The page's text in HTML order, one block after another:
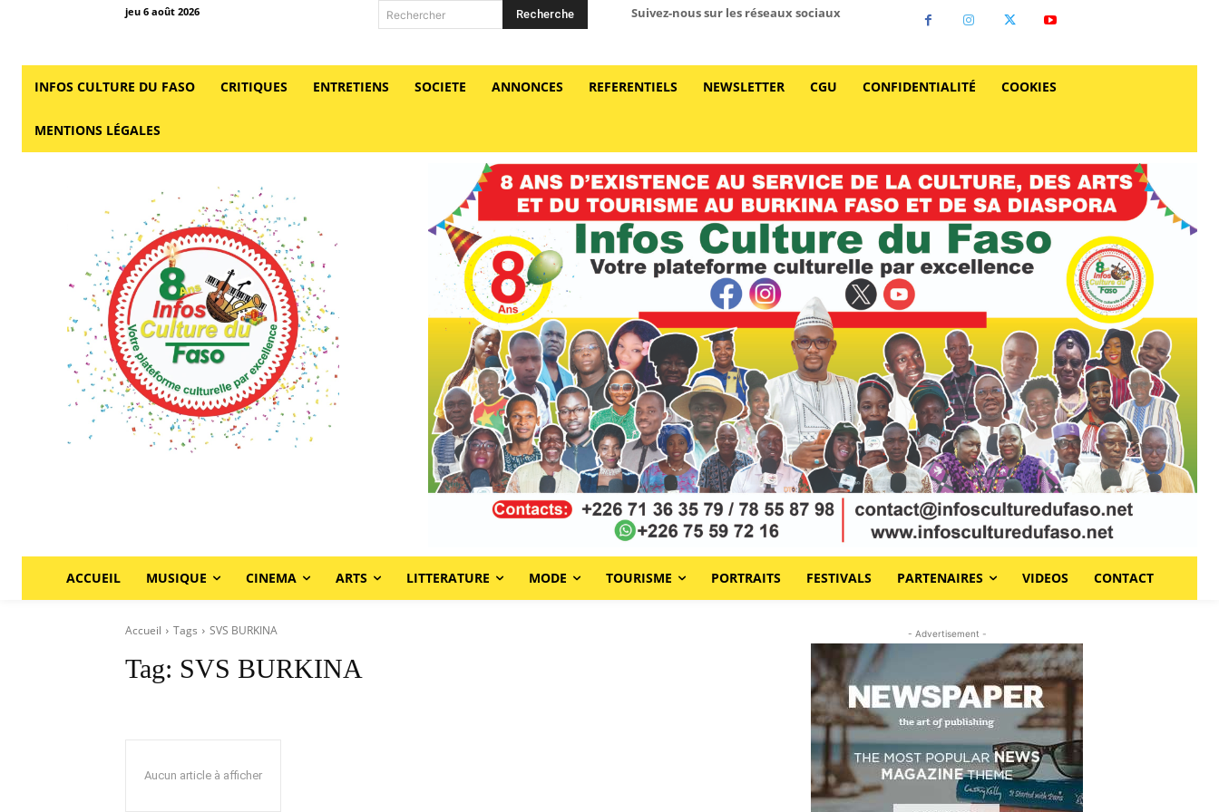
jeu 6 août 2026 Rechercher Recherche Suivez-nous sur les réseaux sociaux
INFOS CULTURE DU FASO CRITIQUES ENTRETIENS SOCIETE ANNONCES REFERENTIELS NEWSLETTER CGU CONFIDENTIALITÉ COOKIES
MENTIONS LÉGALES
ACCUEIL MUSIQUE CINEMA ARTS LITTERATURE MODE TOURISME PORTRAITS FESTIVALS PARTENAIRES VIDEOS CONTACT
Accueil Tags SVS BURKINA
Tag: SVS BURKINA
Aucun article à afficher
- Advertisement -